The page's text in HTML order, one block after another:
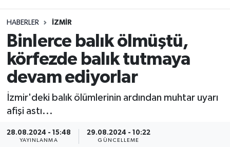
HABERLER İZMİR
Binlerce balık ölmüştü,
körfezde balık tutmaya
devam ediyorlar
İzmir'deki balık ölümlerinin ardından muhtar uyarı
afişi astı...
28.08.2024 - 15:48
YAYINLANMA
29.08.2024 - 10:22
GÜNCELLEME
GÜNCEL
İZMİR
ÖZEL HABER
Programlar
SPOR